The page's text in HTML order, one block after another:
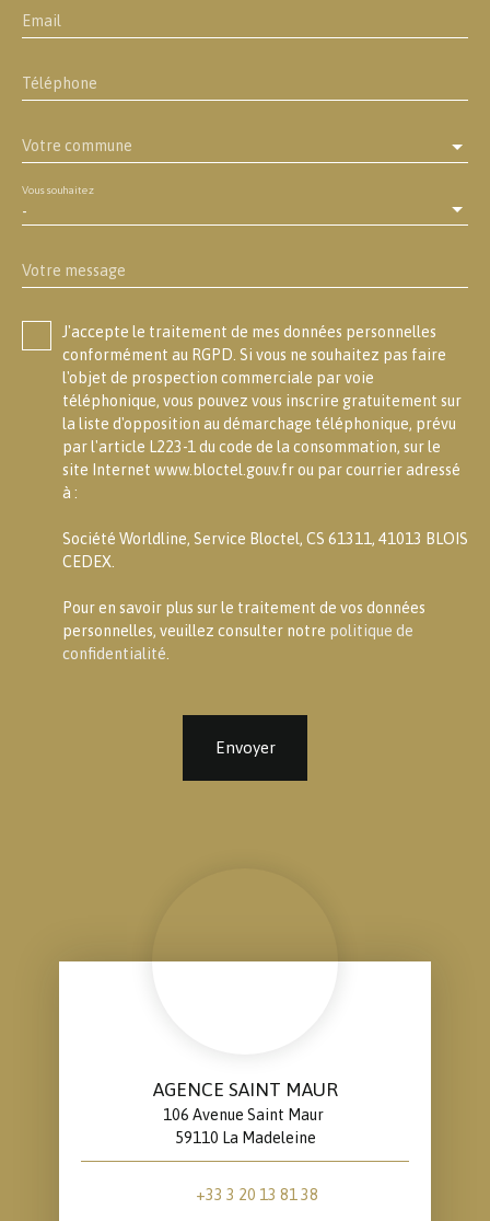
Email
Téléphone
Votre commune
-
Vous souhaitez
Votre message
J'accepte le traitement de mes données personnelles
conformément au RGPD. Si vous ne souhaitez pas faire
l'objet de prospection commerciale par voie
téléphonique, vous pouvez vous inscrire gratuitement sur
la liste d'opposition au démarchage téléphonique, prévu
par l'article L223-1 du code de la consommation, sur le
site Internet www.bloctel.gouv.fr ou par courrier adressé
à :
Société Worldline, Service Bloctel, CS 61311, 41013 BLOIS
CEDEX.
Pour en savoir plus sur le traitement de vos données
personnelles, veuillez consulter notre politique de
confidentialité.
Envoyer
AGENCE SAINT MAUR
106 Avenue Saint Maur
59110 La Madeleine
+33 3 20 13 81 38